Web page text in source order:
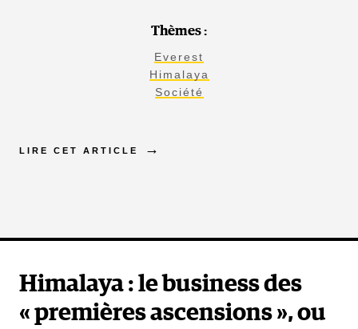
Thèmes :
Everest
Himalaya
Société
LIRE CET ARTICLE
Himalaya : le business des
« premières ascensions », ou